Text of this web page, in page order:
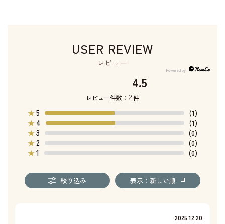
USER REVIEW
レビュー
4.5
レビュー件数： 2件
★5
(1)
★ 4
(1)
★3
(0)
★2
(0)
★1 (0)
絞り込み 表示：新しい順
2025.12.20